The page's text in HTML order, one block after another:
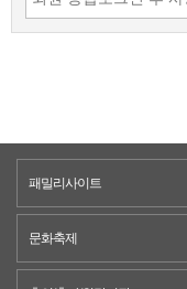
패밀리사이트
문화축제